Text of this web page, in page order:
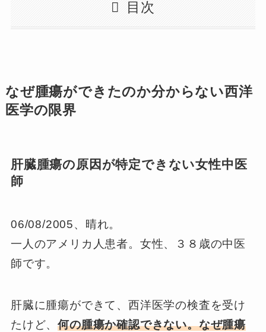
目次
なぜ腫瘍ができたのか分からない西洋
医学の限界
肝臓腫瘍の原因が特定できない女性中医
師
06/08/2005、晴れ。
一人のアメリカ人患者。女性、３８歳の中医
師です。
肝臓に腫瘍ができて、西洋医学の検査を受け
たけど、何の腫瘍か確認できない。なぜ腫瘍